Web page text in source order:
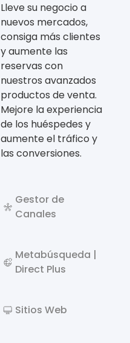
Lleve su negocio a
nuevos mercados,
consiga más clientes
y aumente las
reservas con
nuestros avanzados
productos de venta.
Mejore la experiencia
de los huéspedes y
aumente el tráfico y
las conversiones.
Gestor de
Canales
Metabúsqueda |
Direct Plus
Sitios Web